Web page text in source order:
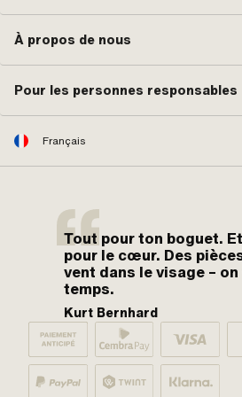
À propos de nous
Pour les personnes responsables
Français
Tout pour ton boguet.
pour le cœur. Des
vent dans le visage –
temps.
Kurt Bernhard